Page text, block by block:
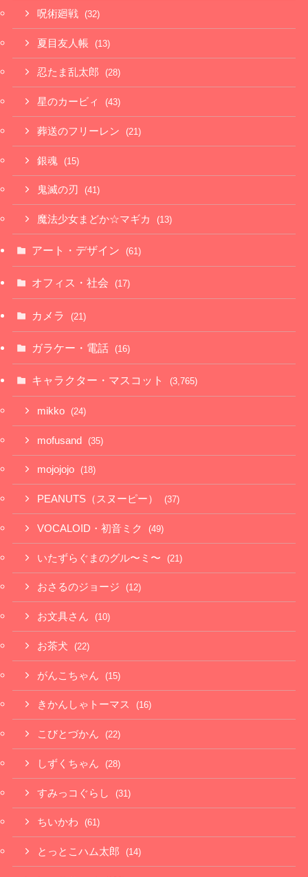
呪術廻戦 (32)
夏目友人帳 (13)
忍たま乱太郎 (28)
星のカービィ (43)
葬送のフリーレン (21)
銀魂 (15)
鬼滅の刃 (41)
魔法少女まどか☆マギカ (13)
アート・デザイン (61)
オフィス・社会 (17)
カメラ (21)
ガラケー・電話 (16)
キャラクター・マスコット (3,765)
mikko (24)
mofusand (35)
mojojojo (18)
PEANUTS（スヌーピー） (37)
VOCALOID・初音ミク (49)
いたずらぐまのグル〜ミ〜 (21)
おさるのジョージ (12)
お文具さん (10)
お茶犬 (22)
がんこちゃん (15)
きかんしゃトーマス (16)
こびとづかん (22)
しずくちゃん (28)
すみっコぐらし (31)
ちいかわ (61)
とっとこハム太郎 (14)